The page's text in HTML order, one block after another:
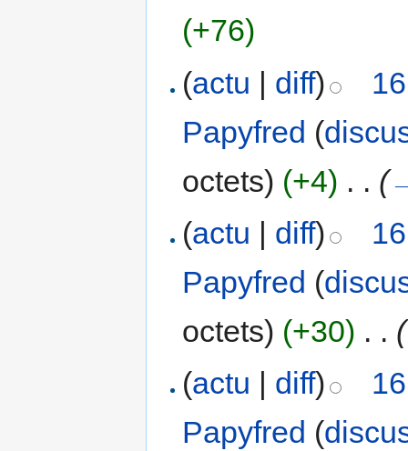
(+76)
(actu | diff)
Papyfred (
octets) (+4) . . (
(actu | diff)
Papyfred (
octets) (+30) . . (
(actu diff)
Papyfred (